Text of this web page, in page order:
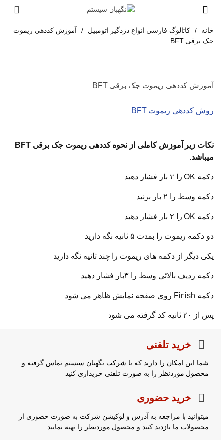
خانه / کاتالوگ فارسی انواع دزدگیر اتومبیل /
آموزش کددهی ریموت
جک برقی BFT
آموزش کددهی ریموت جک برقی BFT
روش کددهی ریموت BFT
نکات زیر آموزش کاملی از نحوه کددهی ریموت جک برقی BFT
میباشد.
دکمه OK را ۲ بار فشار دهید
دکمه وسط را ۲ بار بزنید
دکمه OK را ۲ بار فشار دهید
دو دکمه ریموت را بمدت ۵ ثانیه نگه دارید
یکی دیگر از دکمه های ریموت را چند ثانیه نگه دارید
دکمه ردیف بالائی وسط را ۳بار فشار دهید
دکمه Finish روی صفحه نمایش ظاهر می شود
پس از ۲۰ ثانیه کد گرفته می شود
خرید تلفنی
شما این امکان را دارید که با شرکت نگهبان سیستم تماس گرفته و
محصول موردنظر را به صورت تلفنی خریداری کنید
خرید حضوری
میتوانید با مراجعه به آدرس و لوکیشن شرکت به صورت حضوری از
محصولات ما بازدید کنید و محصول موردنظر را تهیه نمایید